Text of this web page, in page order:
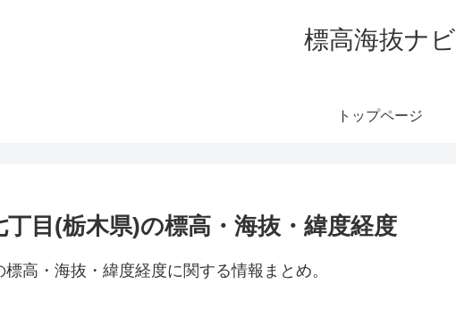
標高海抜ナビ
トップページ
目(栃木県)の標高・海抜・緯度経度
高・海抜・緯度経度に関する情報まとめ。